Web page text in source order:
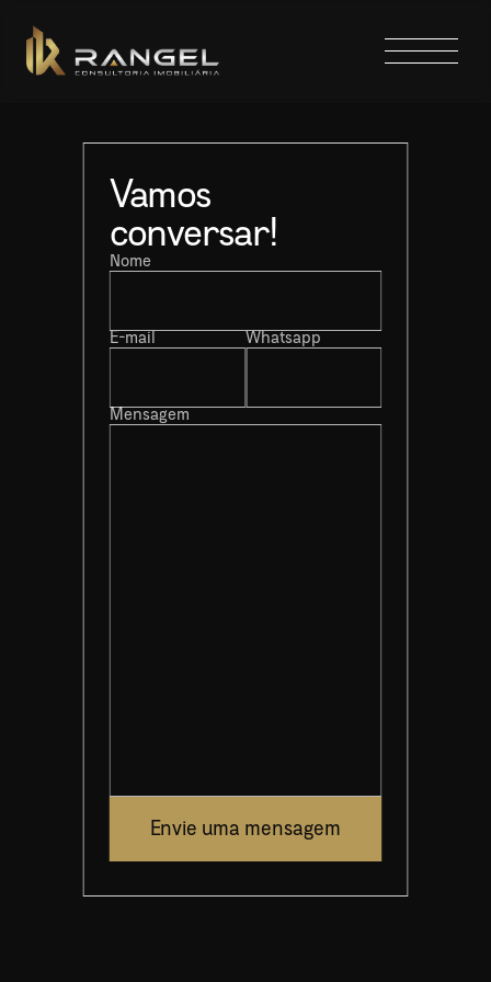
Vamos
conversar!
Nome
E-mail Whatsapp
Mensagem
Envie uma mensagem